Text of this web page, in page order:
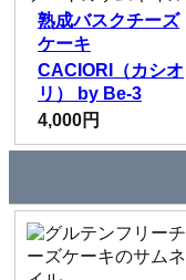
熟成バスクチーズ
ケーキ
CACIORI（カシオ
リ） by Be-3
4,000円